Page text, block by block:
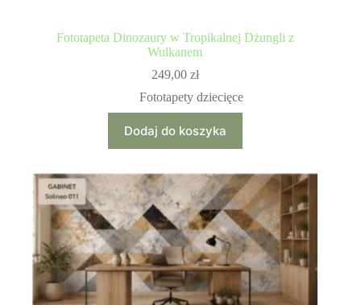
Fototapeta Dinozaury w Tropikalnej Dżungli z
Wulkanem
249,00 zł
Fototapety dziecięce
Dodaj do koszyka